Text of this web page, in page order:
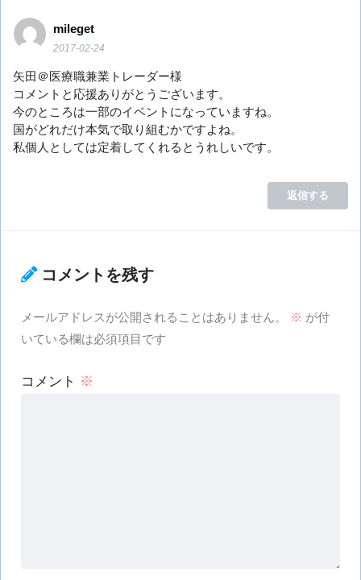
mileget
2017-02-24
矢田＠医療職兼業トレーダー様
コメントと応援ありがとうございます。
今のところは一部のイベントになっていますね。
国がどれだけ本気で取り組むかですよね。
私個人としては定着してくれるとうれしいです。
返信する
コメントを残す
メールアドレスが公開されることはありません。 ※ が付
いている欄は必須項目です
コメント ※